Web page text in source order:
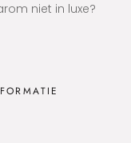
niet in luxe?